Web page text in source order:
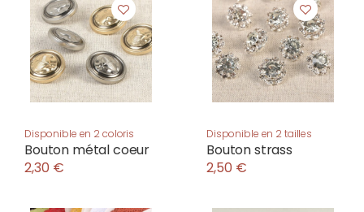
Disponible en 2 coloris
Bouton métal coeur
2,30 €
Disponible en 2 tailles
Bouton strass
2,50 €